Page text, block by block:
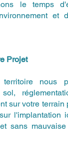
le temps
et
Projet
nous
sur votre terrain
l'implantation
sans mauvaise